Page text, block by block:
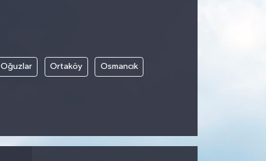
Oğuzlar Ortaköy Osmancık